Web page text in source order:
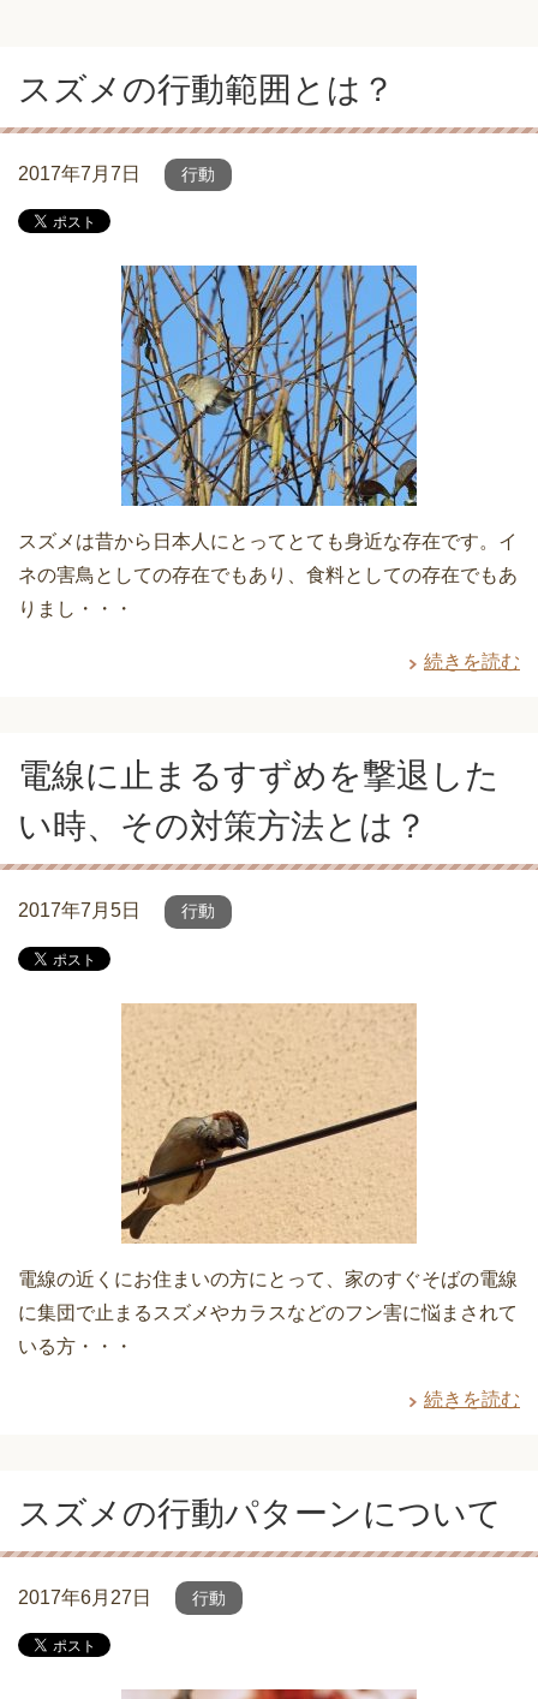
スズメの行動範囲とは？
2017年7月7日 行動
スズメは昔から日本人にとってとても身近な存在です。イ
ネの害鳥としての存在でもあり、食料としての存在でもあ
りまし・・・
続きを読む
電線に止まるすずめを撃退した
い時、その対策方法とは？
2017年7月5日 行動
電線の近くにお住まいの方にとって、家のすぐそばの電線
に集団で止まるスズメやカラスなどのフン害に悩まされて
いる方・・・
続きを読む
スズメの行動パターンについて
2017年6月27日 行動